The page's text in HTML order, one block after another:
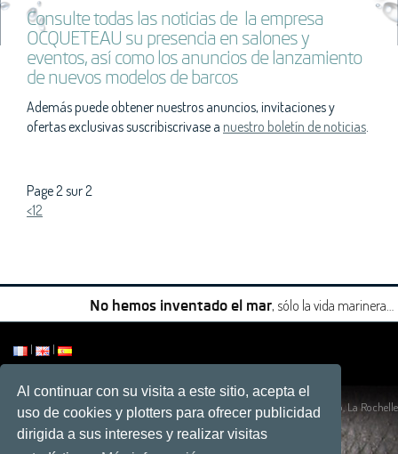
Al continuar con su visita a este sitio, acepta el
uso de cookies y plotters para ofrecer publicidad
dirigida a sus intereses y realizar visitas
Consulte todas las noticias de la empresa
OCQUETEAU su presencia en salones y
eventos, así como los anuncios de lanzamiento
de nuevos modelos de barcos
Además puede obtener nuestros anuncios, invitaciones y
ofertas exclusivas suscribiscrivase a nuestro boletín de noticias.
Page2 sur 2
<12
No hemos inventado el mar, sólo la vida marinera…
| |
Sitio por Développement web, La Rochelle